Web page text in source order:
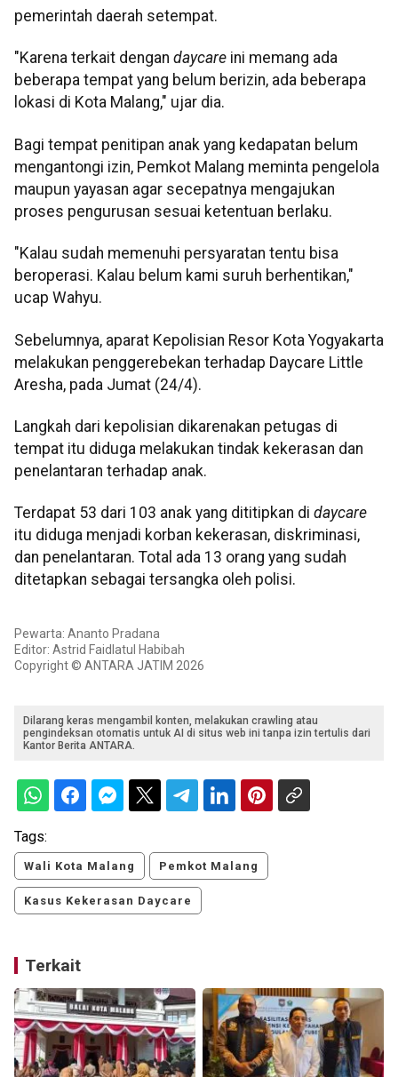
pemerintah daerah setempat.
"Karena terkait dengan daycare ini memang ada
beberapa tempat yang belum berizin, ada beberapa
lokasi di Kota Malang," ujar dia.
Bagi tempat penitipan anak yang kedapatan belum
mengantongi izin, Pemkot Malang meminta pengelola
maupun yayasan agar secepatnya mengajukan
proses pengurusan sesuai ketentuan berlaku.
"Kalau sudah memenuhi persyaratan tentu bisa
beroperasi. Kalau belum kami suruh berhentikan,"
ucap Wahyu.
Sebelumnya, aparat Kepolisian Resor Kota Yogyakarta
melakukan penggerebekan terhadap Daycare Little
Aresha, pada Jumat (24/4).
Langkah dari kepolisian dikarenakan petugas di
tempat itu diduga melakukan tindak kekerasan dan
penelantaran terhadap anak.
Terdapat 53 dari 103 anak yang dititipkan di daycare
itu diduga menjadi korban kekerasan, diskriminasi,
dan penelantaran. Total ada 13 orang yang sudah
ditetapkan sebagai tersangka oleh polisi.
Pewarta: Ananto Pradana
Editor: Astrid Faidlatul Habibah
Copyright © ANTARA JATIM 2026
Dilarang keras mengambil konten, melakukan crawling atau
pengindeksan otomatis untuk AI di situs web ini tanpa izin tertulis dari
Kantor Berita ANTARA.
Tags:
Wali Kota Malang Pemkot Malang
Kasus Kekerasan Daycare
Terkait